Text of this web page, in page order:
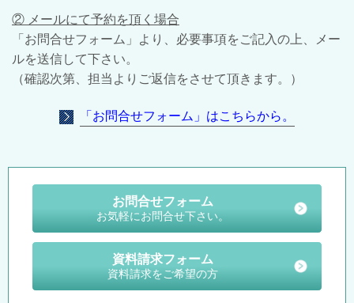
② メールにて予約を頂く場合
「お問合せフォーム」より、必要事項をご記入の上、メー
ルを送信して下さい。
（確認次第、担当よりご返信をさせて頂きます。）
「お問合せフォーム」はこちらから。
お問合せフォーム
お気軽にお問合せ下さい。
資料請求フォーム
資料請求をご希望の方